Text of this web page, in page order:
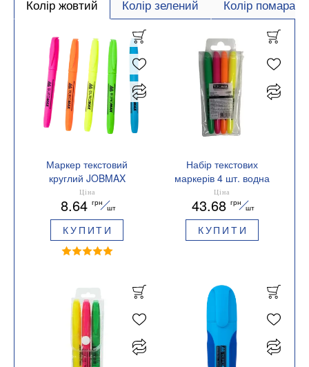
Колір жовтий Колір зелений Колір
Маркер текстовий
круглий JOBMAX
Buromax BM.8903
Ціна
8.64 грн
шт
КУПИТИ
Набір текстових
маркерів 4 шт. водна
основа 2-4 мм круглі
JOBMAX BUROMAX
BM.8903-94
Ціна
43.68 грн
шт
КУПИТИ